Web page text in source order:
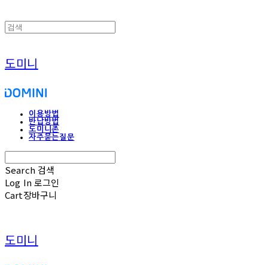
도미니
이용방법
반납방법
도미니존
자주묻는질문
Search 검색
Log In로그인
Cart장바구니
도미니